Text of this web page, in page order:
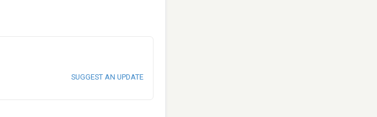
SUGGEST AN UPDATE